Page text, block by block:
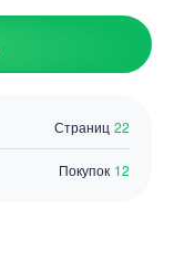
Страниц 22
Покупок 12